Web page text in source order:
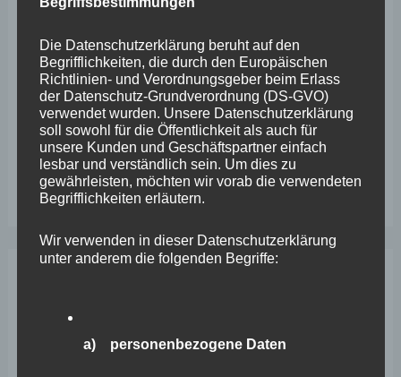
Sanierung des Sportplatzes
Engstelle in Aachener Straße – Wefelscheid: „Rübenach
erstickt im Verkehr“
Wefelscheid besichtigt Fort Konstantin
Wefelscheid bei 3-jährigem Jubiläum von Particura
April 2026
Die Datenschutzerklärung beruht auf den
Begrifflichkeiten, die durch den Europäischen
Richtlinien- und Verordnungsgeber beim Erlass
der Datenschutz-Grundverordnung (DS-GVO)
verwendet wurden. Unsere Datenschutzerklärung
soll sowohl für die Öffentlichkeit als auch für
unsere Kunden und Geschäftspartner einfach
lesbar und verständlich sein. Um dies zu
gewährleisten, möchten wir vorab die verwendeten
Begrifflichkeiten erläutern.
Wir verwenden in dieser Datenschutzerklärung
unter anderem die folgenden Begriffe:
a) personenbezogene Daten